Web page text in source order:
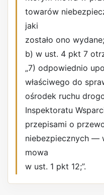
towarów
jaki
zostało ono
b) w ust. 4 pkt 7
„7) odpowiednio
właściwego do
ośrodek ruchu
Inspektoratu
przepisami o
niebezpiecznych —
mowa
w ust. 1 pkt 12;”.